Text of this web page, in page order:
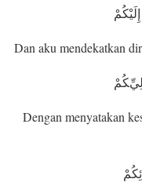
Dan aku mendekatkan
Dengan menyatakan